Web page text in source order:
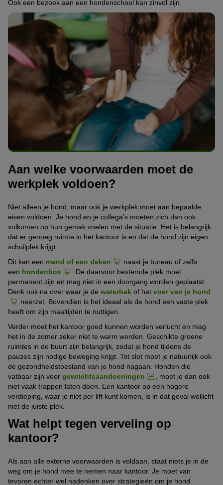
Ook een bezoek aan een hondenschool kan zinvol zijn.
Aan welke voorwaarden moet de
werkplek voldoen?
Niet alleen je hond, maar ook je werkplek moet aan bepaalde
eisen voldoen. Je hond en je collega’s moeten zich dan ook
volkomen op hun gemak voelen met de situatie. Het is belangrijk
dat er genoeg ruimte in het kantoor is en dat de hond zijn eigen
schuilplek krijgt.
Dit kan een mand of een deken
naast je bureau of zelfs
een hondenbox
. De daarvoor bestemde plek moet
permanent zijn en mag niet in een doorgang worden geplaatst.
Denk ook na over waar je de waterbak of het voer van je hond
neerzet. Bovendien is het ideaal als de hond een vaste plek
heeft om zijn maaltijden te nuttigen.
Verder moet het kantoor goed kunnen worden verlucht en mag
het in de zomer zeker niet te warm worden. Geschikte groene
ruimtes in de buurt zijn belangrijk, zodat je hond tijdens de
pauzes zijn nodige beweging krijgt. Tot slot moet je natuurlijk ook
de gezondheidstoestand van je hond nagaan. Honden die
vatbaar zijn voor gewrichtsaandoeningen
, moet je dan ook
niet vaak trappen laten doen. Een kantoor op een hogere
verdieping, waar je niet per lift kunt komen, is in dat geval wellicht
niet de juiste plek.
Wat helpt tegen verveling op
kantoor?
Als aan alle externe voorwaarden is voldaan, staat niets je in de
weg om je hond mee te nemen naar kantoor. Je moet van
tevoren echter wel nadenken over strategieën om je hond